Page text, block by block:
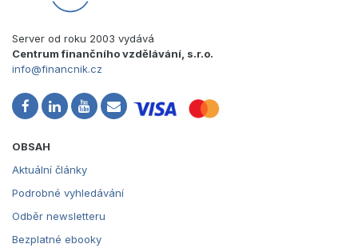
Server od roku 2003 vydává
Centrum finančního vzdělávání, s.r.o.
info@financnik.cz
OBSAH
Aktuální články
Podrobné vyhledávání
Odběr newsletteru
Bezplatné ebooky